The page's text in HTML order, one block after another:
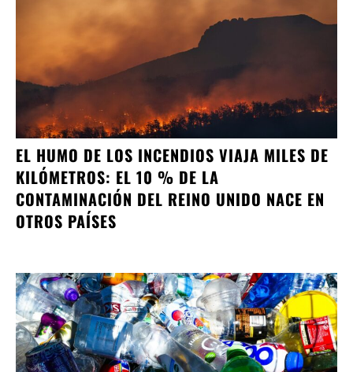
EL HUMO DE LOS INCENDIOS VIAJA MILES DE
KILÓMETROS: EL 10 % DE LA
CONTAMINACIÓN DEL REINO UNIDO NACE EN
OTROS PAÍSES